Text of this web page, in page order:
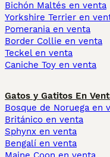
Bichón Maltés en venta
Yorkshire Terrier en
Pomerania en venta
Border Collie en venta
Teckel en venta
Caniche Toy en venta
Gatos y Gatitos En
Bosque de Noruega en
Británico en venta
Sphynx en venta
Bengalí en venta